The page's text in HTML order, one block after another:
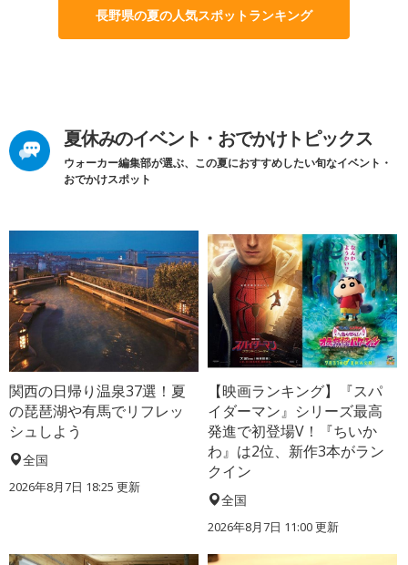
長野県の夏の人気スポットランキング
夏休みのイベント・おでかけトピックス
ウォーカー編集部が選ぶ、この夏におすすめしたい旬なイベント・
おでかけスポット
関西の日帰り温泉37選！夏
の琵琶湖や有馬でリフレッ
シュしよう
全国
2026年8月7日 18:25 更新
【映画ランキング】『スパ
イダーマン』シリーズ最高
発進で初登場V！『ちいか
わ』は2位、新作3本がラン
クイン
全国
2026年8月7日 11:00更新